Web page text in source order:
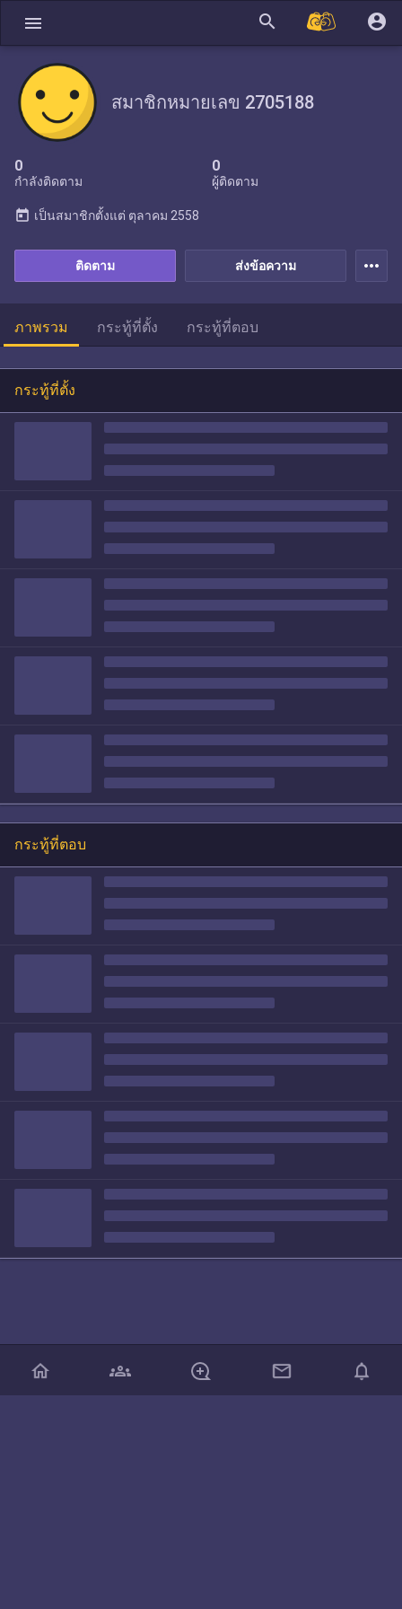
menu search account_circle
สมาชิกหมายเลข 2705188
0
กำลังติดตาม
0
ผู้ติดตาม
ส่งข้อความ
ติดตาม
today เป็นสมาชิกตั้งแต่ ตุลาคม 2558
more_horiz
ภาพรวม กระทู้ที่ตั้ง กระทู้ที่ตอบ
กระทู้ที่ตั้ง
กระทู้ที่ตอบ